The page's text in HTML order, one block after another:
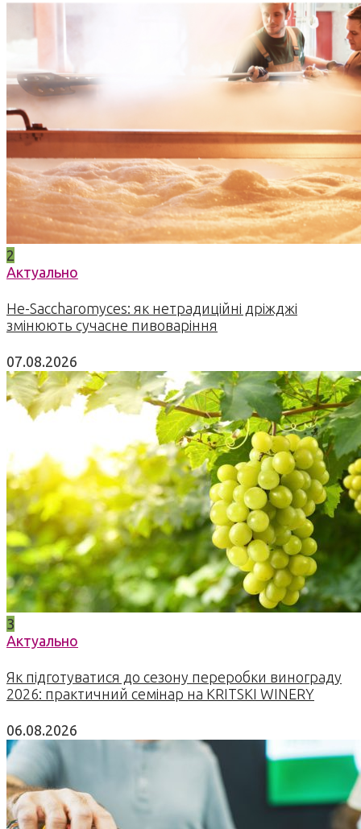
2
Актуально
Не-Saccharomyces: як нетрадиційні дріжджі
змінюють сучасне пивоваріння
07.08.2026
3
Актуально
Як підготуватися до сезону переробки винограду
2026: практичний семінар на KRITSKI WINERY
06.08.2026